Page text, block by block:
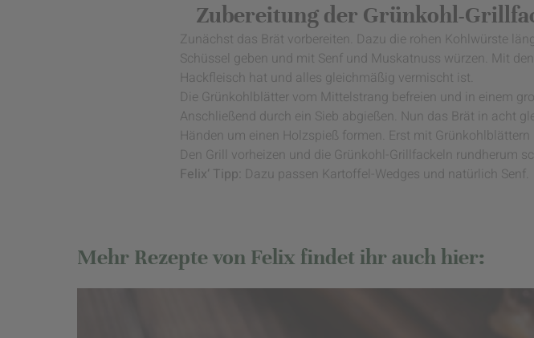
Zubereitung der Grünkohl-
Zunächst das Brät vorbereiten. Dazu die rohen Kohlwürste
Schüssel geben und mit Senf und Muskatnuss würzen. Mit
Hackfleisch hat und alles gleichmäßig vermischt ist.
Die Grünkohlblätter vom Mittelstrang befreien und in einem
Anschließend durch ein Sieb abgießen. Nun das Brät in acht
Händen um einen Holzspieß formen. Erst mit
Den Grill vorheizen und die Grünkohl-Grillfackeln rundherum
Felix‘ Tipp: Dazu passen Kartoffel-Wedges und natürlich Senf.
Mehr Rezepte von Felix findet ihr auch hier: